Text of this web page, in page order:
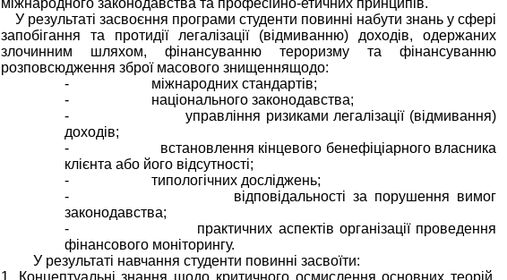
міжнародного законодавства та професійно-етичних принципів.
У результаті засвоєння програми студенти повинні набути знань у сфері
запобігання та протидії легалізації (відмиванню) доходів, одержаних
злочинним шляхом, фінансуванню тероризму та фінансуванню
розповсюдження зброї масового знищеннящодо:
- міжнародних стандартів;
- національного законодавства;
- управління ризиками легалізації (відмивання)
доходів;
- встановлення кінцевого бенефіціарного власника
клієнта або його відсутності;
- типологічних досліджень;
- відповідальності за порушення вимог
законодавства;
- практичних аспектів організації проведення
фінансового моніторингу.
У результаті навчання студенти повинні засвоїти:
1. Концептуальні знання щодо критичного осмислення основних теорій,